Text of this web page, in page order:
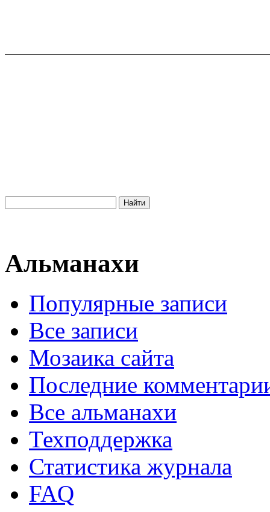
Альманахи
Популярные записи
Все записи
Мозаика сайта
Последние
Все альманахи
Техподдержка
Статистика журнала
FAQ